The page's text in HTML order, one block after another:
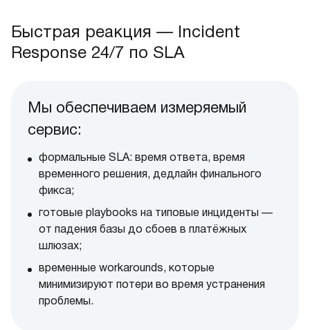
Быстрая реакция — Incident
Response 24/7 по SLA
Мы обеспечиваем измеряемый
сервис:
формальные SLA: время ответа, время
временного решения, дедлайн финального
фикса;
готовые playbooks на типовые инциденты —
от падения базы до сбоев в платёжных
шлюзах;
временные workarounds, которые
минимизируют потери во время устранения
проблемы.